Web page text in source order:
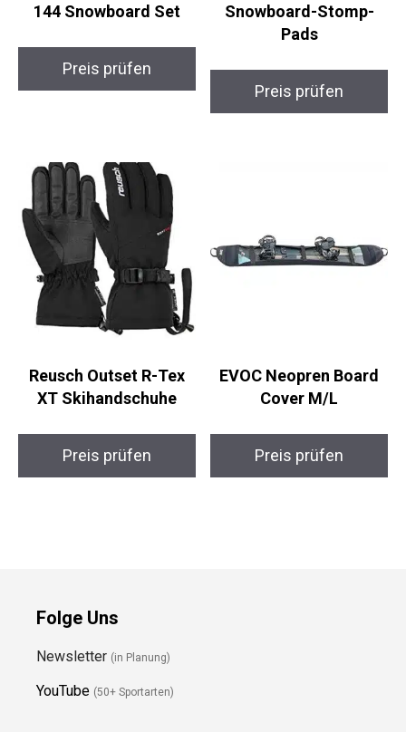
144 Snowboard Set
Preis prüfen
Snowboard-Stomp-
Pads
Preis prüfen
Reusch Outset R-Tex
XT Skihandschuhe
Preis prüfen
EVOC Neopren Board
Cover M/L
Preis prüfen
Folge Uns
Newsletter (in Planung)
YouTube (50+ Sportarten)